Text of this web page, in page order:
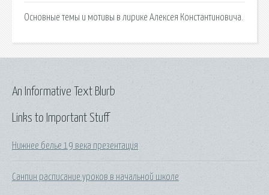
Основные темы и мотивы в лирике Алексея Константиновича.
Links to Important Stuff
Нижнее белье 19 века презентация
Санпин расписание уроков в начальной школе
An Informative Text Blurb